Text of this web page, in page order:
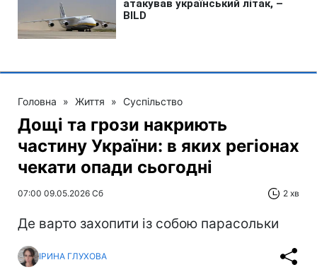
Головна » Життя » Суспільство
Дощі та грози накриють
частину України: в яких регіонах
чекати опади сьогодні
07:00 09.05.2026 Сб 2 хв
Де варто захопити із собою парасольки
ІРИНА ГЛУХОВА